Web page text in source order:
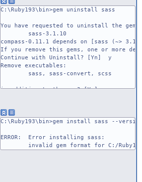
C:\Ruby193\bin>gem uninstall sass
You have requested to uninstall the gem:
sass-3.1.10
compass-0.11.1 depends on [sass (~>
If you remove this gems, one or more
Continue with Uninstall? [Yn] y
Remove executables:
sass, sass-convert, scss
in addition to the gem? [Yn] y
Removing scss
Successfully uninstalled sass-3.1.10
C:\Ruby193\bin>gem install sass --
ERROR: Error installing sass:
invalid gem format for C:/Ruby193/